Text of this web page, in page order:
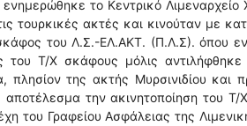
το Κεντρικό
τουρκικές ακτές και κινούταν με
του Λ.Σ.-ΕΛ.ΑΚΤ. (Π.Λ.Σ). όπου
του Τ/Χ σκάφους μόλις
πλησίον της ακτής Μυρσινιδίου και
την ακινητοποίηση του
του Γραφείου Ασφάλειας της